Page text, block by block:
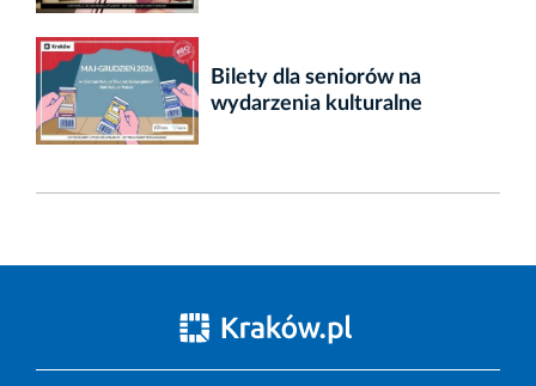
Bilety dla seniorów na
wydarzenia kulturalne